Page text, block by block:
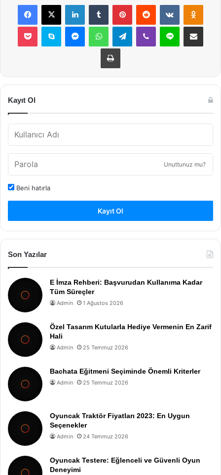
Facebook
X LinkedInTumblr PinterestReddit VKontakte
Pocket Skype MessengerWhatsAppTelegramViber Line E-Posta ile
Yazdır
Kayıt Ol
Unuttunuz mu?
Beni hatırla
Kayıt Ol
Son Yazılar
E İmza Rehberi: Başvurudan Kullanıma Kadar
Tüm Süreçler
Admin 1 Ağustos 2026
Özel Tasarım Kutularla Hediye Vermenin En Zarif
Hali
Admin 25 Temmuz 2026
Bachata Eğitmeni Seçiminde Önemli Kriterler
Admin 25 Temmuz 2026
Oyuncak Traktör Fiyatları 2023: En Uygun
Seçenekler
Admin 24 Temmuz 2026
Oyuncak Testere: Eğlenceli ve Güvenli Oyun
Deneyimi